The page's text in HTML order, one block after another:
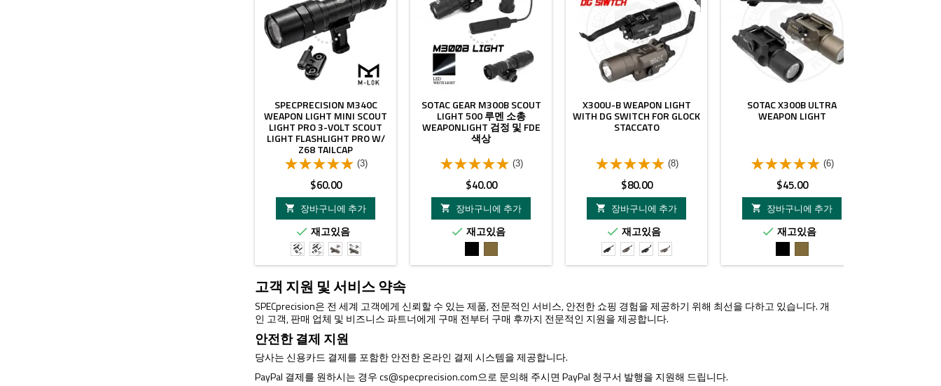
SPECPRECISION M340C
WEAPON LIGHT MINI SCOUT
LIGHT PRO 3-VOLT SCOUT
LIGHT FLASHLIGHT PRO W/
Z68 TAILCAP
(3)
가
격
$60.00

장바구니에 추가
 재고있음
검
은
Black
With
Mount
FDEFDE
with
Adapter
SOTAC GEAR M300B SCOUT
LIGHT 500 루멘 소총
WEAPONLIGHT 검정 및 FDE
색상
(3)
가
격
$40.00

장바구니에 추가
 재고있음
은
X300U-B WEAPON LIGHT
WITH DG SWITCH FOR GLOCK
STACCATO
(8)
가
격
$80.00

장바구니에 추가
 재고있음
Black
with
FDE
with
Black
with
FDE
with
SOTAC X300B ULTRA
WEAPON LIGHT
(6)
가
격
$45.00

장바구니에 추가
 재고있음
은
고객 지원 및 서비스 약속
SPECprecision은 전 세계 고객에게 신뢰할 수 있는 제품, 전문적인 서비스, 안전한 쇼핑 경험을 제공하기 위해 최선을 다하고 있습니다. 개
인 고객, 판매 업체 및 비즈니스 파트너에게 구매 전부터 구매 후까지 전문적인 지원을 제공합니다.
안전한 결제 지원
당사는 신용카드 결제를 포함한 안전한 온라인 결제 시스템을 제공합니다.
PayPal 결제를 원하시는 경우cs@specprecision.com으로 문의해 주시면 PayPal 청구서 발행을 지원해 드립니다.